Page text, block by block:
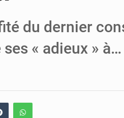
du dernier
« adieux » à…